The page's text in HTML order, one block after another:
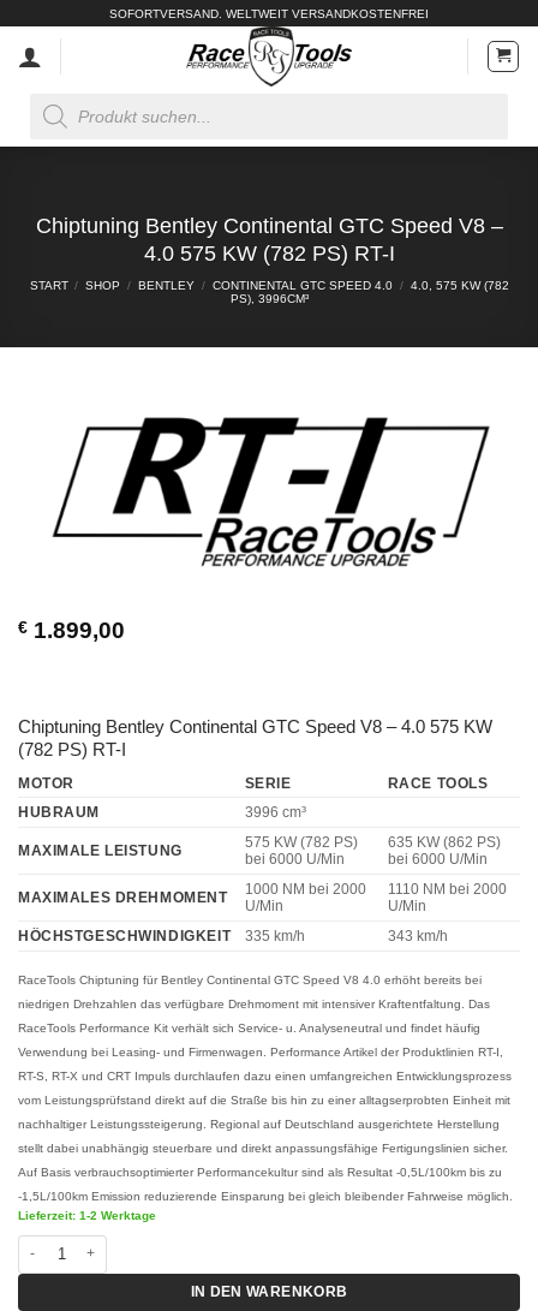
springen
SOFORTVERSAND. WELTWEIT VERSANDKOSTENFREI
search
Chiptuning Bentley Continental GTC Speed V8 –
4.0 575 KW (782 PS) RT-I
START / SHOP / BENTLEY / CONTINENTAL GTC SPEED 4.0 / 4.0, 575 KW (782
PS), 3996CM³
€ 1.899,00
Chiptuning Bentley Continental GTC Speed V8 – 4.0 575 KW
(782 PS) RT-I
MOTOR SERIE
RACE TOOLS
HUBRAUM
3996 cm³
MAXIMALE LEISTUNG
575 KW (782 PS)
bei 6000 U/Min
635 KW (862 PS)
bei 6000 U/Min
MAXIMALES DREHMOMENT
1000 NM bei 2000
U/Min
1110 NM bei 2000
U/Min
HÖCHSTGESCHWINDIGKEIT 335 km/h 343 km/h
RaceTools Chiptuning für Bentley Continental GTC Speed V8 4.0 erhöht bereits bei
niedrigen Drehzahlen das verfügbare Drehmoment mit intensiver Kraftentfaltung. Das
RaceTools Performance Kit verhält sich Service- u. Analyseneutral und findet häufig
Verwendung bei Leasing- und Firmenwagen. Performance Artikel der Produktlinien RT-I,
RT-S, RT-X und CRT Impuls durchlaufen dazu einen umfangreichen Entwicklungsprozess
vom Leistungsprüfstand direkt auf die Straße bis hin zu einer alltagserprobten Einheit mit
nachhaltiger Leistungssteigerung. Regional auf Deutschland ausgerichtete Herstellung
stellt dabei unabhängig steuerbare und direkt anpassungsfähige Fertigungslinien sicher.
Auf Basis verbrauchsoptimierter Performancekultur sind als Resultat -0,5L/100km bis zu
-1,5L/100km Emission reduzierende Einsparung bei gleich bleibender Fahrweise möglich.
Lieferzeit: 1-2 Werktage
Chiptuning Bentley Continental GTC Speed V8 - 4.0 575 KW (782 PS) RT-I
IN DEN WARENKORB